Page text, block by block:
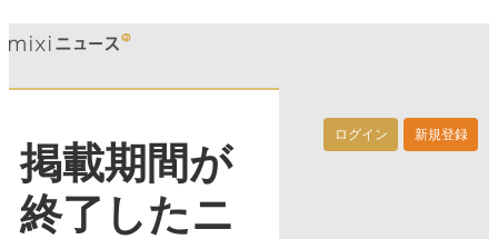
ログイン 新規登録
掲載期間が
終了したニ